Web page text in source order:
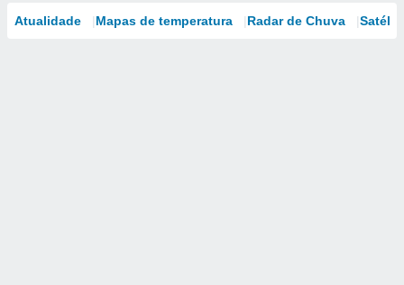
Atualidade Mapas de temperatura Radar de Chuva